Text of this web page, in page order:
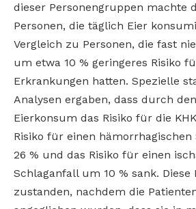
dieser Personengruppen machte
Personen, die täglich Eier
Vergleich zu Personen, die fast
um etwa 10 % geringeres Risiko
Erkrankungen hatten. Spezielle
Analysen ergaben, dass durch
Eierkonsum das Risiko für die
Risiko für einen
26 % und das Risiko für einen
Schlaganfall um 10 % sank. Diese
zustanden, nachdem die